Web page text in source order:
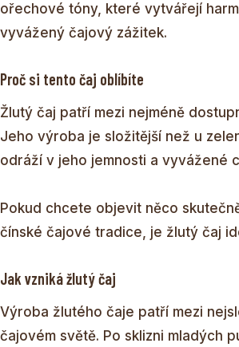
ořechové tóny, které vytvářejí
vyvážený čajový zážitek.
Proč si tento čaj oblíbíte
Žlutý čaj patří mezi nejméně
Jeho výroba je složitější než u
odráží v jeho jemnosti a vyvážené
Pokud chcete objevit něco
čínské čajové tradice, je žlutý čaj
Jak vzniká žlutý čaj
Výroba žlutého čaje patří mezi
čajovém světě. Po sklizni mladých